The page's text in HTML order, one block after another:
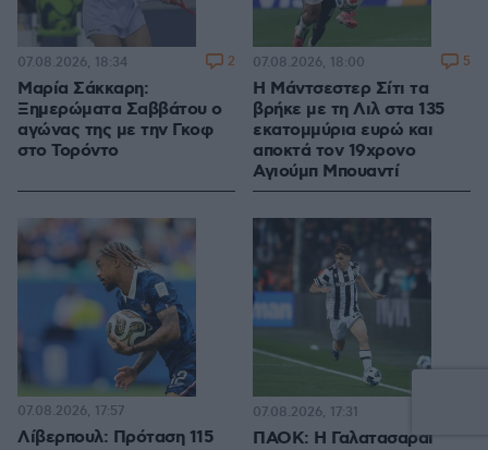
Μαρία Σάκκαρη:
Ξημερώματα Σαββάτου ο
αγώνας της με την Γκοφ
στο Τορόντο
07.08.2026, 18:34 2
Η Μάντσεστερ Σίτι τα
βρήκε με τη Λιλ στα 135
εκατομμύρια ευρώ και
αποκτά τον 19χρονο
Αγιούμπ Μπουαντί
07.08.2026, 18:00 5
Λίβερπουλ: Πρόταση 115
07.08.2026, 17:57
ΠΑΟΚ: Η Γαλατασαράι
07.08.2026, 17:31